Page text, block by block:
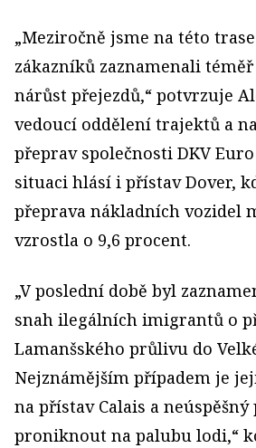
„Meziročně jsme na této
zákazníků zaznamenali
nárůst přejezdů,“ potvrzuje
vedoucí oddělení trajektů a
přeprav společnosti DKV
situaci hlásí i přístav Dover,
přeprava nákladních vozidel
vzrostla o 9,6 procent.
„V poslední době byl
snah ilegálních imigrantů o
Lamanšského průlivu do
Nejznámějším případem je
na přístav Calais a
proniknout na palubu lodi,“